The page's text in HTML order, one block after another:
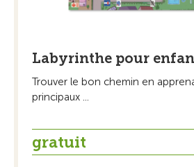
Labyrinthe pour
Trouver le bon chemin en
principaux ...
gratuit